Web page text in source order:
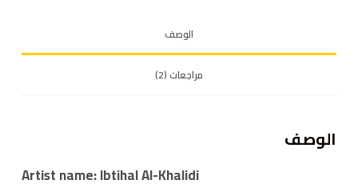
الوصف
مراجعات (2)
الوصف
Artist name: Ibtihal Al-Khalidi